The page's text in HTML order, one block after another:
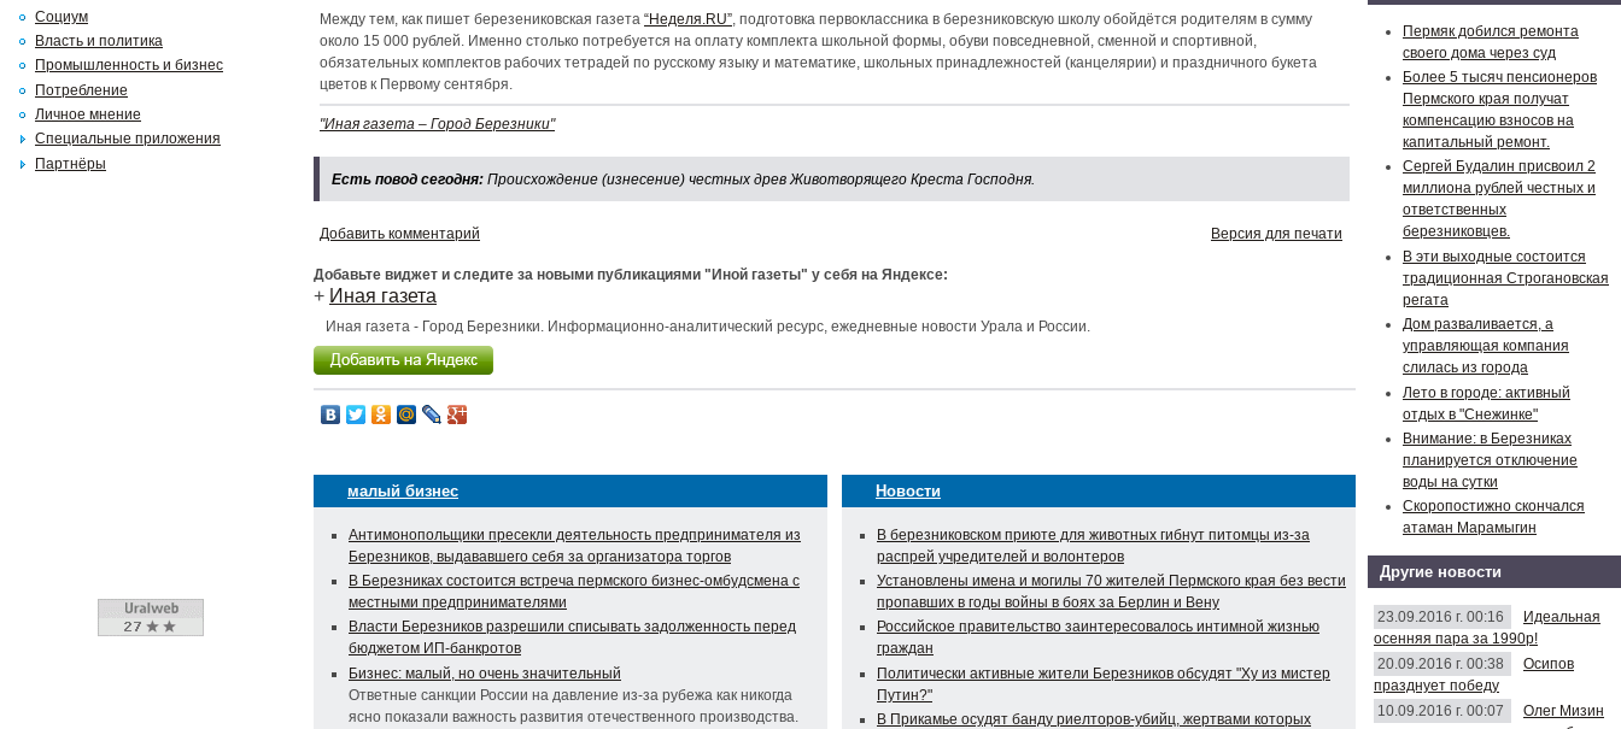
Между тем, как пишет березениковская газета “Неделя.RU”, подготовка первоклассника в березниковскую школу обойдётся родителям в сумму
около 15 000 рублей. Именно столько потребуется на оплату комплекта школьной формы, обуви повседневной, сменной и спортивной,
обязательных комплектов рабочих тетрадей по русскому языку и математике, школьных принадлежностей (канцелярии) и праздничного букета
цветов к Первому сентября.
"Иная газета – Город Березники"
Есть повод сегодня: Происхождение (изнесение) честных древ Животворящего Креста Господня.
Добавить комментарий Версия для печати
Добавьте виджет и следите за новыми публикациями "Иной газеты" у себя на Яндексе:
+ Иная газета
Иная газета - Город Березники. Информационно-аналитический ресурс, ежедневные новости Урала и России.
малый бизнес
Антимонопольщики пресекли деятельность предпринимателя из
Березников, выдававшего себя за организатора торгов
В Березниках состоится встреча пермского бизнес-омбудсмена с
местными предпринимателями
Власти Березников разрешили списывать задолженность перед
бюджетом ИП-банкротов
Бизнес: малый, но очень значительный
Ответные санкции России на давление из-за рубежа как никогда
ясно показали важность развития отечественного производства.
Новости
В березниковском приюте для животных гибнут питомцы из-за
распрей учредителей и волонтеров
Установлены имена и могилы 70 жителей Пермского края без вести
пропавших в годы войны в боях за Берлин и Вену
Российское правительство заинтересовалось интимной жизнью
граждан
Политически активные жители Березников обсудят "Ху из мистер
Путин?"
В Прикамье осудят банду риелторов-убийц, жертвами которых
Социум
Власть и политика
Промышленность и бизнес
Потребление
Личное мнение
Специальные приложения
Партнёры
Пермяк добился ремонта
своего дома через суд
Более 5 тысяч пенсионеров
Пермского края получат
компенсацию взносов на
капитальный ремонт.
Сергей Будалин присвоил 2
миллиона рублей честных и
ответственных
березниковцев.
В эти выходные состоится
традиционная Строгановская
регата
Дом разваливается, а
управляющая компания
слилась из города
Лето в городе: активный
отдых в "Снежинке"
Внимание: в Березниках
планируется отключение
воды на сутки
Скоропостижно скончался
атаман Марамыгин
Другие новости
23.09.2016 г. 00:16
Идеальная
осенняя пара за 1990р!
20.09.2016 г. 00:38
Осипов
празднует победу
10.09.2016 г. 00:07
Олег Мизин